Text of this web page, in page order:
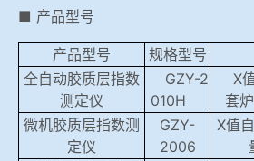
■ 产品型号
产品型号 规格型号
全自动胶质层指数
测定仪
GZY-2
010H
X值
套
微机胶质层指数测
定仪
GZY-
2006
X值